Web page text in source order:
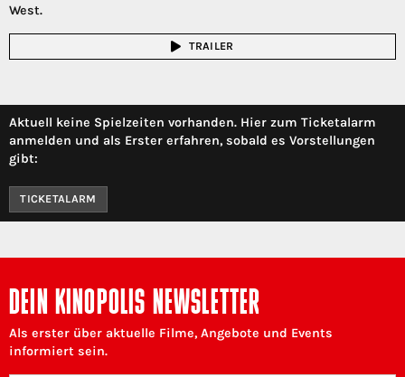
West.
TRAILER
Aktuell keine Spielzeiten vorhanden. Hier zum Ticketalarm
anmelden und als Erster erfahren, sobald es Vorstellungen
gibt:
TICKETALARM
DEIN KINOPOLIS NEWSLETTER
Als erster über aktuelle Filme, Angebote und Events
informiert sein.